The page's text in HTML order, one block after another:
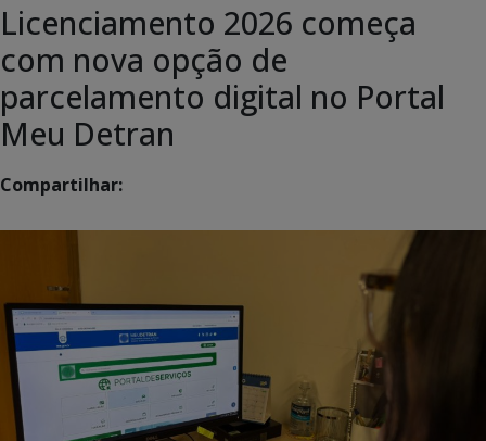
Licenciamento 2026 começa
com nova opção de
parcelamento digital no Portal
Meu Detran
Compartilhar: